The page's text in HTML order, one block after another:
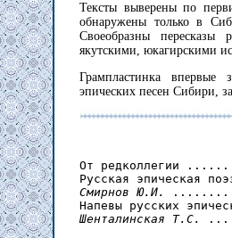
Тексты выверены по
обнаружены только в
Своеобразны пересказы
якутскими, юкагирскими
Грампластинка впервые
эпических песен Сибири,
От
Смирнов Ю.И.
Шенталинская Т.С.